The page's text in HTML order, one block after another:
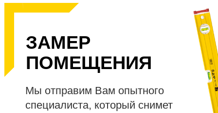
ЗАМЕР
ПОМЕЩЕНИЯ
Мы отправим Вам опытного
специалиста, который снимет